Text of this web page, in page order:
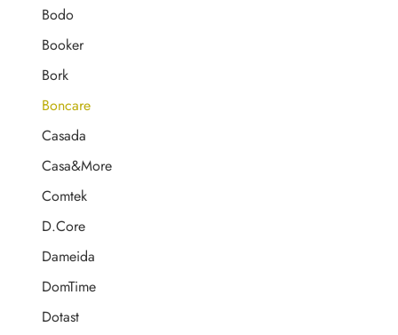
Bodo
Booker
Bork
Boncare
Casada
Casa&More
Comtek
D.Core
Dameida
DomTime
Dotast